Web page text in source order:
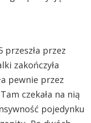
przez
zakończyła
pewnie przez
czekała na nią
pojedynku